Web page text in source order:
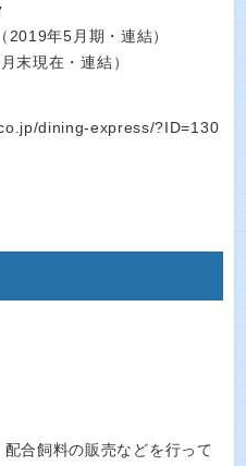
2019年5月期・連結）
末現在・連結）
dining-express/?ID=130
合飼料の販売などを行って